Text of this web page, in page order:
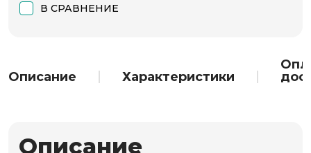
В СРАВНЕНИЕ
Описание Характеристики
Описание